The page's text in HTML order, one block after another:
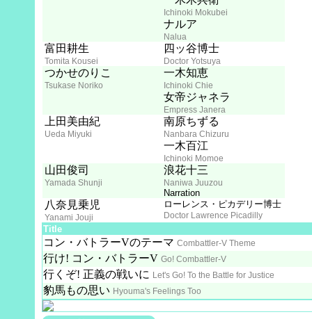
Ichinoki Mokubei
ナルア
Nalua
富田耕生
Tomita Kousei
四ッ谷博士
Doctor Yotsuya
つかせのりこ
Tsukase Noriko
一木知恵
Ichinoki Chie
女帝ジャネラ
Empress Janera
上田美由紀
Ueda Miyuki
南原ちずる
Nanbara Chizuru
一木百江
Ichinoki Momoe
山田俊司
Yamada Shunji
浪花十三
Naniwa Juuzou
Narration
八奈見乗児
Yanami Jouji
ローレンス・ピカデリー博士
Doctor Lawrence Picadilly
Title
コン・バトラーVのテーマ Combattler-V Theme
行け! コン・バトラーV Go! Combattler-V
行くぞ! 正義の戦いに Let's Go! To the Battle for Justice
豹馬もの思い Hyouma's Feelings Too